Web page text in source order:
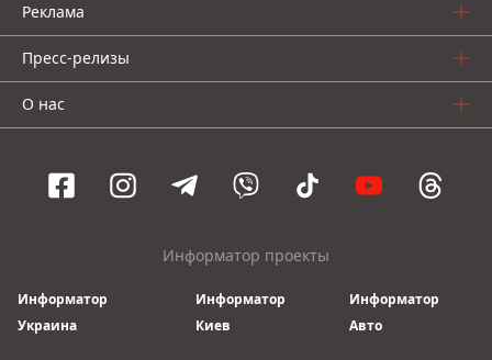
Реклама
Пресс-релизы
О нас
Информатор проекты
Информатор
Украина
Информатор
Киев
Информатор
Авто